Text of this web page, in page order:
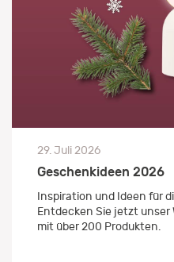
29. Juli 2026
Geschenkideen 2026
Inspiration und Ideen für
Entdecken Sie jetzt
mit über 200 Produkten.